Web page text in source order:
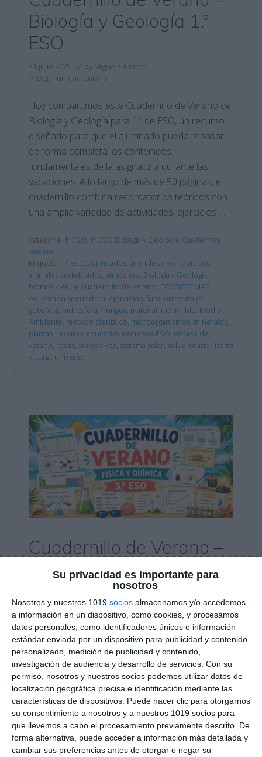
Su privacidad es importante para
nosotros
Nosotros y nuestros 1019 socios almacenamos y/o accedemos
a información en un dispositivo, como cookies, y procesamos
datos personales, como identificadores únicos e información
estándar enviada por un dispositivo para publicidad y contenido
personalizado, medición de publicidad y contenido,
investigación de audiencia y desarrollo de servicios. Con su
permiso, nosotros y nuestros socios podemos utilizar datos de
localización geográfica precisa e identificación mediante las
características de dispositivos. Puede hacer clic para otorgarnos
su consentimiento a nosotros y a nuestros 1019 socios para
que llevemos a cabo el procesamiento previamente descrito. De
forma alternativa, puede acceder a información más detallada y
cambiar sus preferencias antes de otorgar o negar su
Biología y Geología 1.º
ESO
31 julio 2026 // by Miguel Olivares
// Dejar un comentario
Hoy compartimos este Cuadernillo de Verano de
Biología y Geología para 1.º de ESO, un recurso
diseñado para que el alumnado pueda repasar
de forma completa los contenidos
fundamentales de la asignatura durante las
vacaciones. A lo largo de más de 50 páginas, el
cuadernillo combina recordatorios teóricos con
una amplia variedad de actividades, ejercicios …
Categoría: 1º ESO, 1º ESO Biología y Geología, Cuadernos
Verano
Etiqueta: 1.º ESO, actividades, animales invertebrados,
animales vertebrados, atmósfera, Biología y Geología,
biomas, célula, cuadernillo de verano, ECOSISTEMAS,
educación secundaria, ejercicios, funciones vitales,
geosfera, hidrosfera, hongos, material imprimible, Medio
Ambiente, método científico, microorganismos, minerales,
plantas, recurso educativo, recursos ESO, repaso de
verano, rocas, seres vivos, sistema solar, solucionario, Tierra
y Luna, universo
Cuadernillo de Verano –
Física y Química 3.º ESO
Miguel Olivares
//Dejar un comentario
Ya está disponible este Cuadernillo de Verano de
Física y Química para 3.º de ESO, un recurso
diseñado para que el alumnado pueda repasar
de forma completa todos los contenidos del
curso durante las vacaciones. A través de una
amplia variedad de ejercicios, problemas,
actividades de razonamiento, interpretación de
gráficas, juegos y retos, los estudiantes …